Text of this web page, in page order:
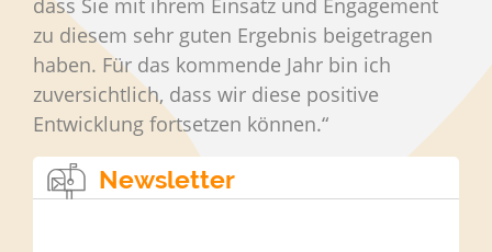
zu diesem sehr guten Ergebnis beigetragen
haben. Für das kommende Jahr bin ich
zuversichtlich, dass wir diese positive
Entwicklung fortsetzen können.“
Newsletter